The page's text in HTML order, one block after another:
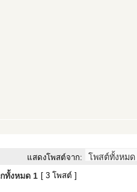
แสดงโพสต์จาก:
ทั้งหมด 1 [ 3 โพสต์ ]